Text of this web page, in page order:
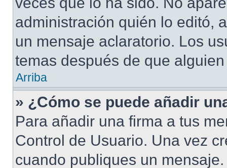
administración quién lo editó,
un mensaje aclaratorio. Los
temas después de que
Arriba
» ¿Cómo se puede añadir
Para añadir una firma a tus
Control de Usuario. Una vez
cuando publiques un